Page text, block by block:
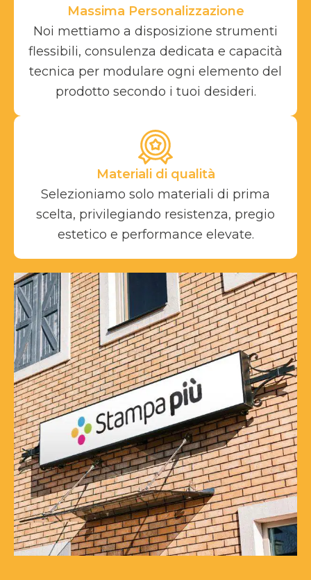
Massima Personalizzazione
Noi mettiamo a disposizione strumenti
flessibili, consulenza dedicata e capacità
tecnica per modulare ogni elemento del
prodotto secondo i tuoi desideri.
Materiali di qualità
Selezioniamo solo materiali di prima
scelta, privilegiando resistenza, pregio
estetico e performance elevate.